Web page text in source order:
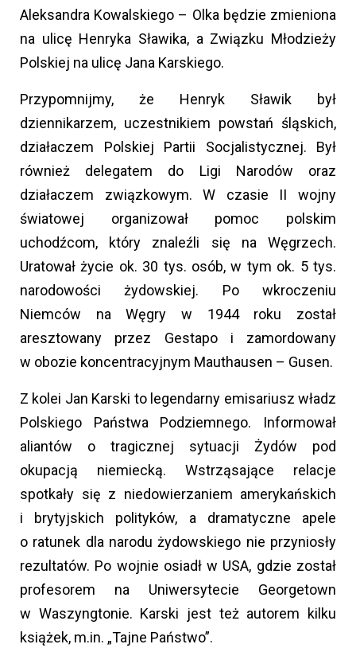
Aleksandra Kowalskiego – Olka będzie zmieniona
na ulicę Henryka Sławika, a Związku Młodzieży
Polskiej na ulicę Jana Karskiego.
Przypomnijmy, że Henryk Sławik był
dziennikarzem, uczestnikiem powstań śląskich,
działaczem Polskiej Partii Socjalistycznej. Był
również delegatem do Ligi Narodów oraz
działaczem związkowym. W czasie II wojny
światowej organizował pomoc polskim
uchodźcom, który znaleźli się na Węgrzech.
Uratował życie ok. 30 tys. osób, w tym ok. 5 tys.
narodowości żydowskiej. Po wkroczeniu
Niemców na Węgry w 1944 roku został
aresztowany przez Gestapo i zamordowany
w obozie koncentracyjnym Mauthausen – Gusen.
Z kolei Jan Karski to legendarny emisariusz władz
Polskiego Państwa Podziemnego. Informował
aliantów o tragicznej sytuacji Żydów pod
okupacją niemiecką. Wstrząsające relacje
spotkały się z niedowierzaniem amerykańskich
i brytyjskich polityków, a dramatyczne apele
o ratunek dla narodu żydowskiego nie przyniosły
rezultatów. Po wojnie osiadł w USA, gdzie został
profesorem na Uniwersytecie Georgetown
w Waszyngtonie. Karski jest też autorem kilku
książek, m.in. „Tajne Państwo”.